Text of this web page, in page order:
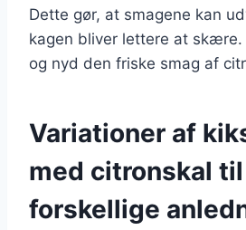
Dette gør, at smagene kan
kagen bliver lettere at skære.
og nyd den friske smag af
Variationer af
med citronskal til
forskellige